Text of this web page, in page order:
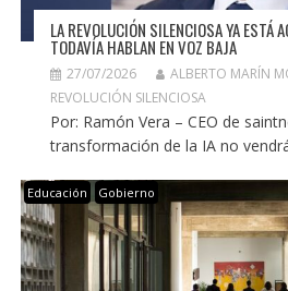
LA REVOLUCIÓN SILENCIOSA YA ESTÁ
TODAVÍA HABLAN EN VOZ BAJA
27/07/2026 ALBERTO MARÍN
REVOLUCIÓN SILENCIOSA
Por: Ramón Vera – CEO de
transformación de la IA no
Educación Gobierno